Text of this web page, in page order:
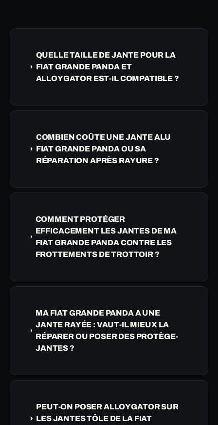
QUELLE TAILLE DE JANTE POUR LA
FIAT GRANDE PANDA ET
ALLOYGATOR EST-IL COMPATIBLE ?
COMBIEN COÛTE UNE JANTE ALU
FIAT GRANDE PANDA OU SA
RÉPARATION APRÈS RAYURE ?
COMMENT PROTÉGER
EFFICACEMENT LES JANTES DE MA
FIAT GRANDE PANDA CONTRE LES
FROTTEMENTS DE TROTTOIR ?
MA FIAT GRANDE PANDA A UNE
JANTE RAYÉE : VAUT-IL MIEUX LA
RÉPARER OU POSER DES PROTÈGE-
JANTES ?
PEUT-ON POSER ALLOYGATOR SUR
LES JANTES TÔLE DE LA FIAT